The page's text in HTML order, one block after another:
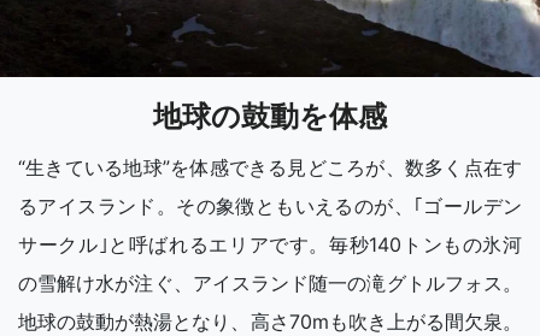
地球の鼓動を体感
“生きている地球”を体感できる見どころが、数多く点在す
るアイスランド。その象徴ともいえるのが、｢ゴールデン
サークル｣と呼ばれるエリアです。毎秒140トンもの氷河
の雪解け水が注ぐ、アイスランド随一の滝グトルフォス。
地球の鼓動が熱湯となり、高さ70mも吹き上がる間欠泉。